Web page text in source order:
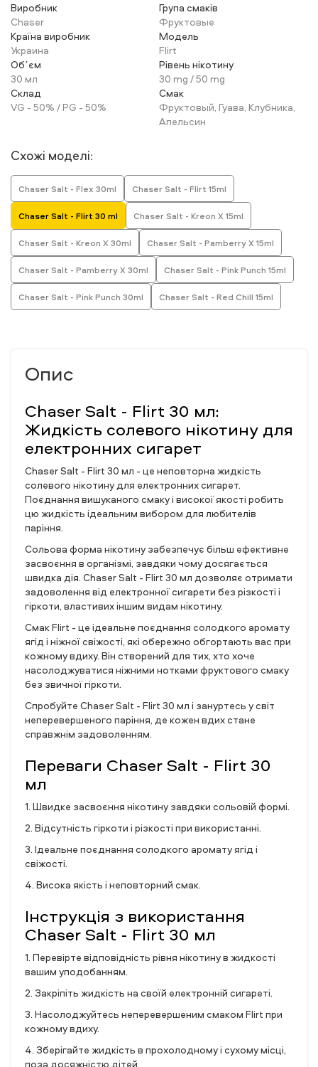
Виробник
Chaser
Група смаків
Фруктовые
Країна виробник
Украина
Модель
Flirt
Обʼєм
30 мл
Рівень нікотину
30 mg / 50 mg
Склад
VG - 50% / PG - 50%
Смак
Фруктовый, Гуава, Клубника,
Апельсин
Схожі моделі:
Chaser Salt - Flex 30ml Chaser Salt - Flirt 15ml
Chaser Salt - Flirt 30 ml Chaser Salt - Kreon X 15ml
Chaser Salt - Kreon X 30ml Chaser Salt - Pamberry X 15ml
Chaser Salt - Pamberry X 30ml Chaser Salt - Pink Punch 15ml
Chaser Salt - Pink Punch 30ml Chaser Salt - Red Chill 15ml
Опис
Chaser Salt - Flirt 30 мл:
Жидкість солевого нікотину для
електронних сигарет
Chaser Salt - Flirt 30 мл - це неповторна жидкість
солевого нікотину для електронних сигарет.
Поєднання вишуканого смаку і високої якості робить
цю жидкість ідеальним вибором для любителів
паріння.
Сольова форма нікотину забезпечує більш ефективне
засвоєння в організмі, завдяки чому досягається
швидка дія. Chaser Salt - Flirt 30 мл дозволяє отримати
задоволення від електронної сигарети без різкості і
гіркоти, властивих іншим видам нікотину.
Смак Flirt - це ідеальне поєднання солодкого аромату
ягід і ніжної свіжості, які обережно обгортають вас при
кожному вдиху. Він створений для тих, хто хоче
насолоджуватися ніжними нотками фруктового смаку
без звичної гіркоти.
Спробуйте Chaser Salt - Flirt 30 мл і зануртесь у світ
неперевершеного паріння, де кожен вдих стане
справжнім задоволенням.
Переваги Chaser Salt - Flirt 30
мл
1. Швидке засвоєння нікотину завдяки сольовій формі.
2. Відсутність гіркоти і різкості при використанні.
3. Ідеальне поєднання солодкого аромату ягід і
свіжості.
4. Висока якість і неповторний смак.
Інструкція з використання
Chaser Salt - Flirt 30 мл
1. Перевірте відповідність рівня нікотину в жидкості
вашим уподобанням.
2. Закріпіть жидкість на своїй електронній сигареті.
3. Насолоджуйтесь неперевершеним смаком Flirt при
кожному вдиху.
4. Зберігайте жидкість в прохолодному і сухому місці,
поза досяжністю дітей.